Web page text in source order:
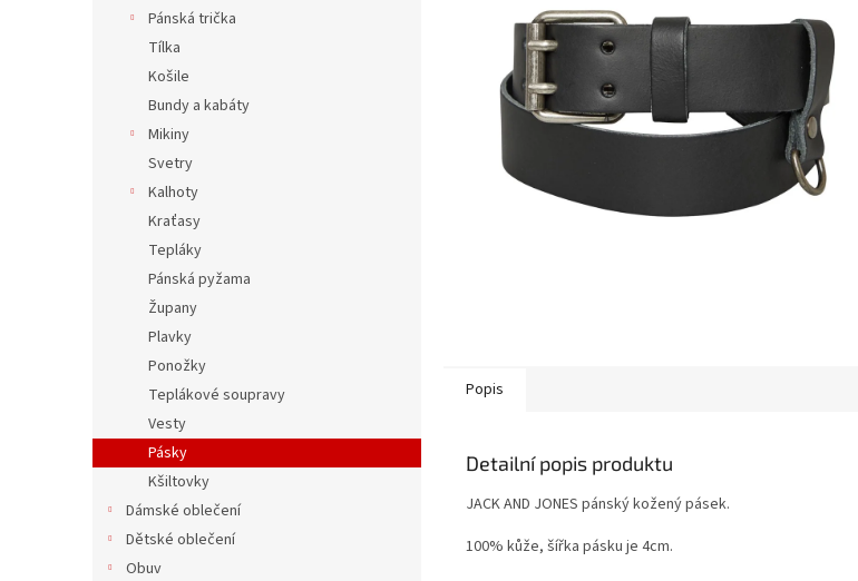
Pánská trička
Tílka
Košile
Bundy a kabáty
Mikiny
Svetry
Kalhoty
Kraťasy
Tepláky
Pánská pyžama
Župany
Plavky
Ponožky
Teplákové soupravy
Vesty
Pásky
Kšiltovky
Dámské oblečení
Dětské oblečení
Obuv
hvězdiček.
Popis
Detailní popis produktu
JACK AND JONES pánský kožený pásek.
100% kůže, šířka pásku je 4cm.